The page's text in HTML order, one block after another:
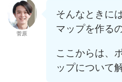
菅原
そんなときに
マップを作る
ここからは、
ップについて